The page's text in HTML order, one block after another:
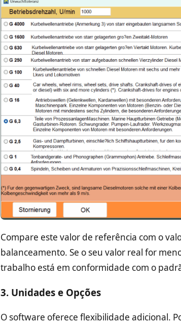
Compare este valor de referência com o
balanceamento. Se o seu valor real for
trabalho está em conformidade com o
3. Unidades e Opções
O software oferece flexibilidade adicional.